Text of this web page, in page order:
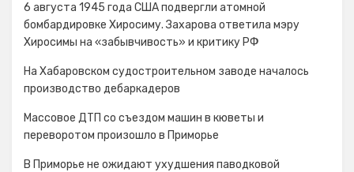
6 августа 1945 года США подвергли атомной
бомбардировке Хиросиму. Захарова ответила мэру
Хиросимы на «забывчивость» и критику РФ
На Хабаровском судостроительном заводе началось
производство дебаркадеров
Массовое ДТП со съездом машин в кюветы и
переворотом произошло в Приморье
В Приморье не ожидают ухудшения паводковой